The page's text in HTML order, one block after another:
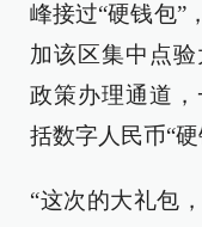
峰接过“硬钱包”
加该区集中点
政策办理通道
括数字人民币“硬
“这次的大礼包